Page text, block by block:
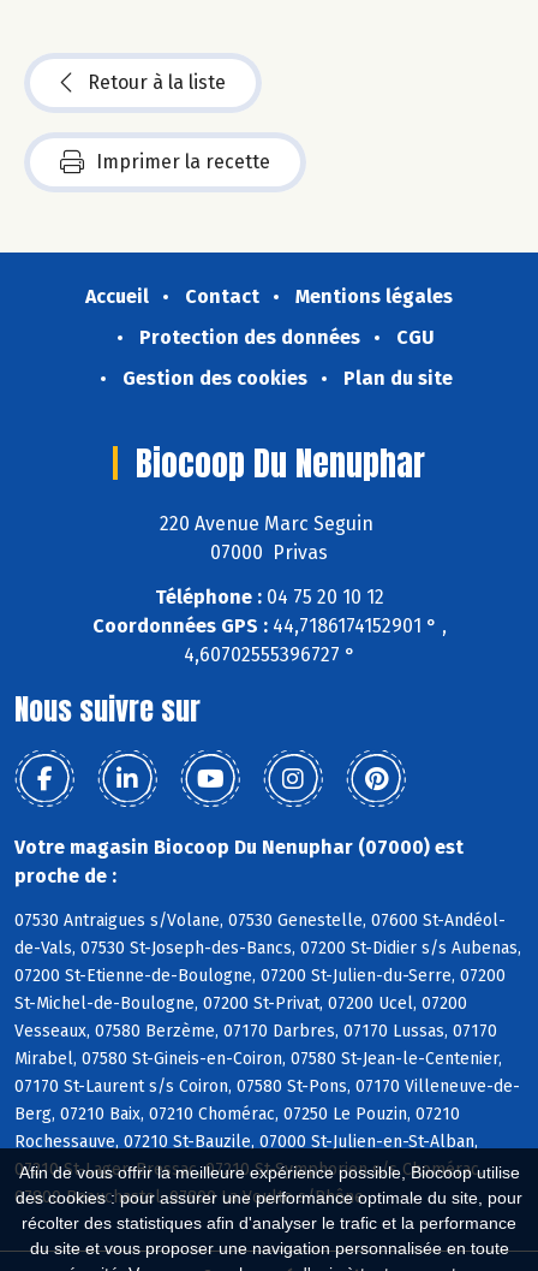
Afin de vous offrir la meilleure expérience possible, Biocoop utilise
des cookies : pour assurer une performance optimale du site, pour
récolter des statistiques afin d'analyser le trafic et la performance
du site et vous proposer une navigation personnalisée en toute
Retour à la liste
Imprimer la recette
Accueil Contact
Mentions légales
Protection des données
CGU
Gestion des cookies
Plan du site
Biocoop Du Nenuphar
220 Avenue Marc Seguin
07000 Privas
Téléphone :04 75 20 10 12
Coordonnées GPS :44,7186174152901 ° ,
4,60702555396727 °
Nous suivre sur
Votre magasin Biocoop Du Nenuphar (07000) est
proche de :
07530 Antraigues s/Volane, 07530 Genestelle, 07600 St-Andéol-
de-Vals, 07530 St-Joseph-des-Bancs, 07200 St-Didier s/s Aubenas,
07200 St-Etienne-de-Boulogne, 07200 St-Julien-du-Serre, 07200
St-Michel-de-Boulogne, 07200 St-Privat, 07200 Ucel, 07200
Vesseaux, 07580 Berzème, 07170 Darbres, 07170 Lussas, 07170
Mirabel, 07580 St-Gineis-en-Coiron, 07580 St-Jean-le-Centenier,
07170 St-Laurent s/s Coiron, 07580 St-Pons, 07170 Villeneuve-de-
Berg, 07210 Baix, 07210 Chomérac, 07250 Le Pouzin, 07210
Rochessauve, 07210 St-Bauzile, 07000 St-Julien-en-St-Alban,
07210 St-Lager-Bressac, 07210 St-Symphorien s/s Chomérac,
07800 Beauchastel, 07800 La Voulte s/Rhône